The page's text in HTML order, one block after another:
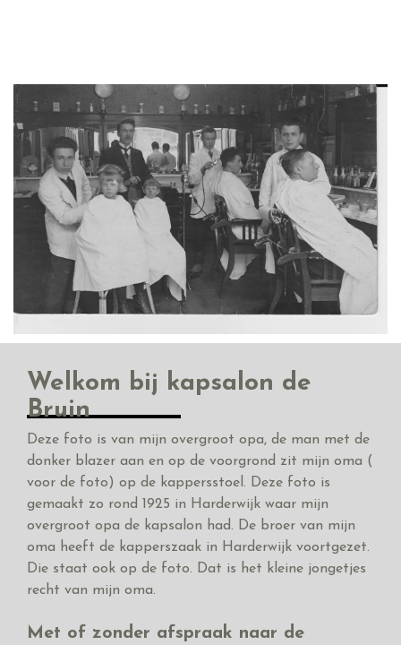
Welkom bij kapsalon de
Bruin
Deze foto is van mijn overgroot opa, de man met de
donker blazer aan en op de voorgrond zit mijn oma (
voor de foto) op de kappersstoel. Deze foto is
gemaakt zo rond 1925 in Harderwijk waar mijn
overgroot opa de kapsalon had. De broer van mijn
oma heeft de kapperszaak in Harderwijk voortgezet.
Die staat ook op de foto. Dat is het kleine jongetjes
recht van mijn oma.
Met of zonder afspraak naar de